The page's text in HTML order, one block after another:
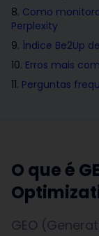
Como
Perplexity
Índice Be2Up
Erros mais
Perguntas
O que é
GEO